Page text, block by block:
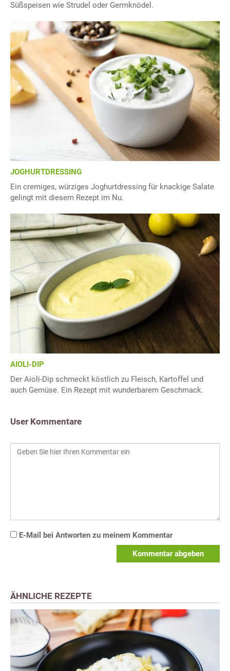
Süßspeisen wie Strudel oder Germknödel.
JOGHURTDRESSING
Ein cremiges, würziges Joghurtdressing für knackige Salate
gelingt mit diesem Rezept im Nu.
AIOLI-DIP
Der Aioli-Dip schmeckt köstlich zu Fleisch, Kartoffel und
auch Gemüse. Ein Rezept mit wunderbarem Geschmack.
User Kommentare
E-Mail bei Antworten zu meinem Kommentar
Kommentar abgeben
ÄHNLICHE REZEPTE